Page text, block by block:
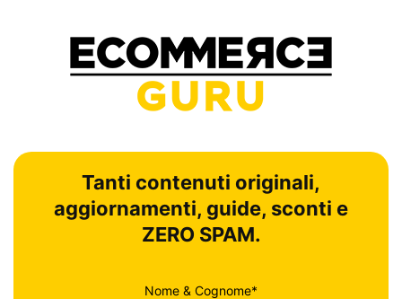
Tanti contenuti originali,
aggiornamenti, guide, sconti e
ZERO SPAM.
Nome & Cognome*